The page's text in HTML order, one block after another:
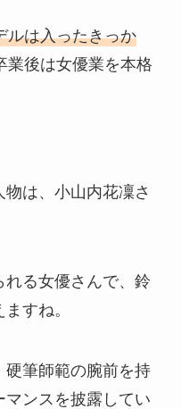
ルは入ったきっか
業後は女優業を本格
は、小山内花凜さ
れる女優さんで、鈴
すね。
硬筆師範の腕前を持
ンスを披露してい